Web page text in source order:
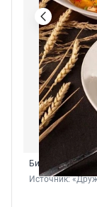
Бизнес-ланч
Источник: